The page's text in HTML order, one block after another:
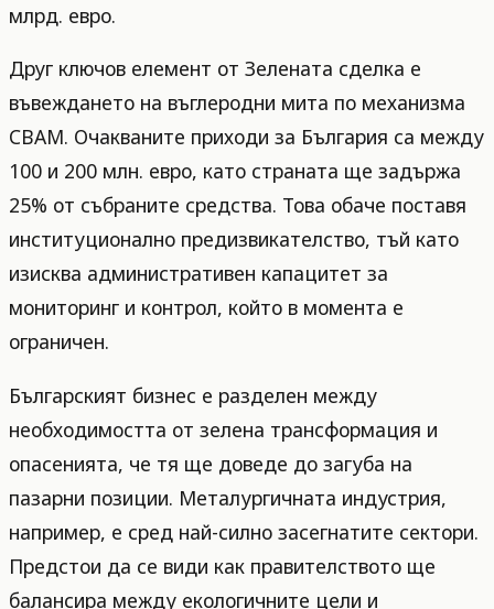
млрд. евро.
Друг ключов елемент от Зелената сделка е
въвеждането на въглеродни мита по механизма
CBAM. Очакваните приходи за България са между
100 и 200 млн. евро, като страната ще задържа
25% от събраните средства. Това обаче поставя
институционално предизвикателство, тъй като
изисква административен капацитет за
мониторинг и контрол, който в момента е
ограничен.
Българският бизнес е разделен между
необходимостта от зелена трансформация и
опасенията, че тя ще доведе до загуба на
пазарни позиции. Металургичната индустрия,
например, е сред най-силно засегнатите сектори.
Предстои да се види как правителството ще
балансира между екологичните цели и